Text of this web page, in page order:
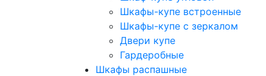
Шкафы-купе встроенные
Шкафы-купе с зеркалом
Двери купе
Гардеробные
Шкафы распашные